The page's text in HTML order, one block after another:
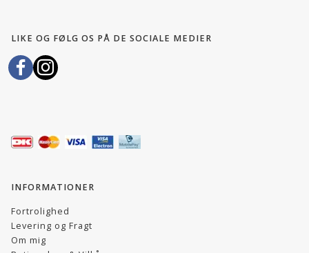
LIKE OG FØLG OS PÅ DE SOCIALE MEDIER
INFORMATIONER
Fortrolighed
Levering og Fragt
Om mig